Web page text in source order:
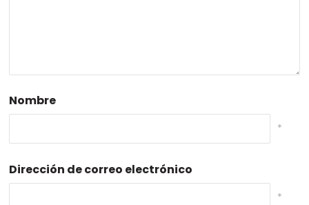
Nombre
*
Dirección de correo electrónico
*